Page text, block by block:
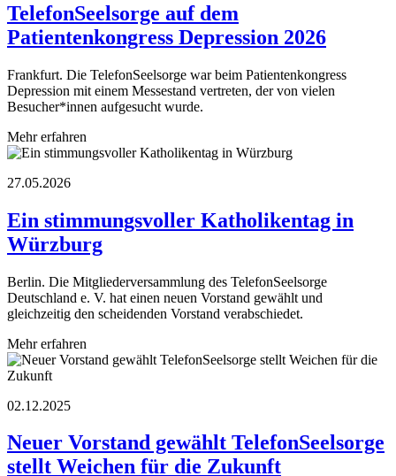
TelefonSeelsorge auf dem
Patientenkongress Depression 2026
Frankfurt. Die TelefonSeelsorge war beim Patientenkongress
Depression mit einem Messestand vertreten, der von vielen
Besucher*innen aufgesucht wurde.
Mehr erfahren
27.05.2026
Ein stimmungsvoller Katholikentag in
Würzburg
Berlin. Die Mitgliederversammlung des TelefonSeelsorge
Deutschland e. V. hat einen neuen Vorstand gewählt und
gleichzeitig den scheidenden Vorstand verabschiedet.
Mehr erfahren
02.12.2025
Neuer Vorstand gewählt TelefonSeelsorge
stellt Weichen für die Zukunft